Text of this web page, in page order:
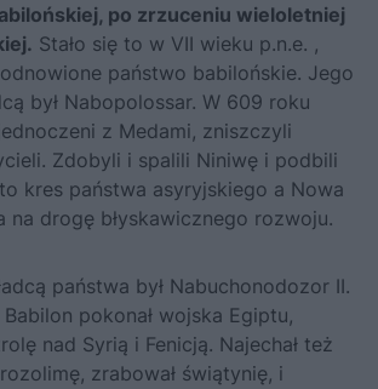
po zrzuceniu wieloletniej
Stało się to w VII wieku p.n.e. ,
państwo babilońskie. Jego
był Nabopolossar. W 609 roku
z Medami, zniszczyli
Zdobyli i spalili Niniwę i podbili
to kres państwa asyryjskiego a Nowa
na drogę błyskawicznego rozwoju.
państwa był Nabuchonodozor II.
pokonał wojska Egiptu,
nad Syrią i Fenicją. Najechał też
zrabował świątynię, i